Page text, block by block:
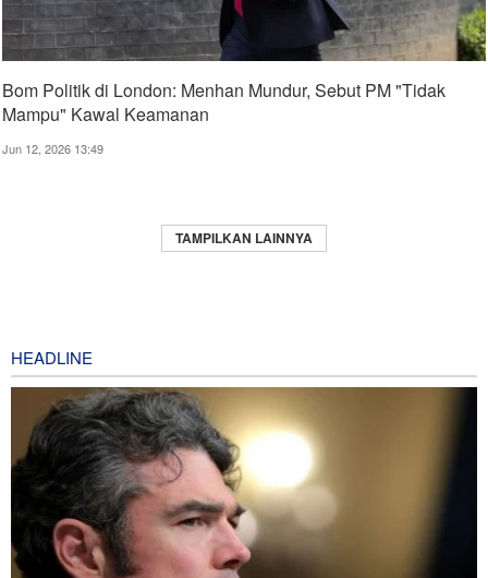
Bom Politik di London: Menhan Mundur, Sebut PM "Tidak
Mampu" Kawal Keamanan
Jun 12, 2026 13:49
TAMPILKAN LAINNYA
HEADLINE